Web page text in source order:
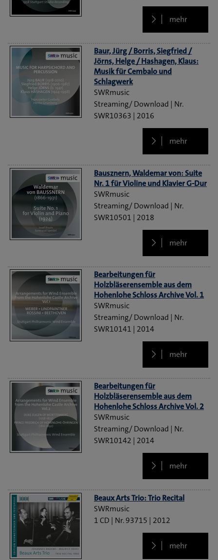
mehr
Baur, Jürg / Borris, Siegfried /
Jörns, Helge / Hashagen, Klaus:
Musik für Cembalo und
Schlagwerk
SWRmusic
Streaming/ Download
SWR10363
2016
mehr
Bausznern, Waldemar von: Suite
Nr. 1 für Violine und Klavier G-Dur
SWRmusic
Streaming/ Download
SWR10501
2018
mehr
Bearbeitungen für
Holzbläserensemble aus dem
Hohenlohe Schloss Archive Vol. 1
SWRmusic
Streaming/ Download
SWR10141
2014
mehr
Bearbeitungen für
Holzbläserensemble aus dem
Hohenlohe Schloss Archive Vol. 2
SWRmusic
Streaming/ Download
SWR10142
2014
mehr
Beaux Arts Trio: Trio Recital
SWRmusic
1 CD
93715 2012
mehr